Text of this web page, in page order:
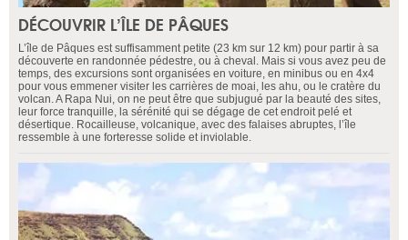
DÉCOUVRIR L’ÎLE DE PÂQUES
L’île de Pâques est suffisamment petite (23 km sur 12 km) pour partir à sa
découverte en randonnée pédestre, ou à cheval. Mais si vous avez peu de
temps, des excursions sont organisées en voiture, en minibus ou en 4x4
pour vous emmener visiter les carrières de moai, les ahu, ou le cratère du
volcan. A Rapa Nui, on ne peut être que subjugué par la beauté des sites,
leur force tranquille, la sérénité qui se dégage de cet endroit pelé et
désertique. Rocailleuse, volcanique, avec des falaises abruptes, l’île
ressemble à une forteresse solide et inviolable.